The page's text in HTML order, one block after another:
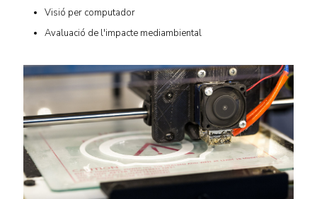
Visió per computador
Avaluació de l'impacte mediambiental